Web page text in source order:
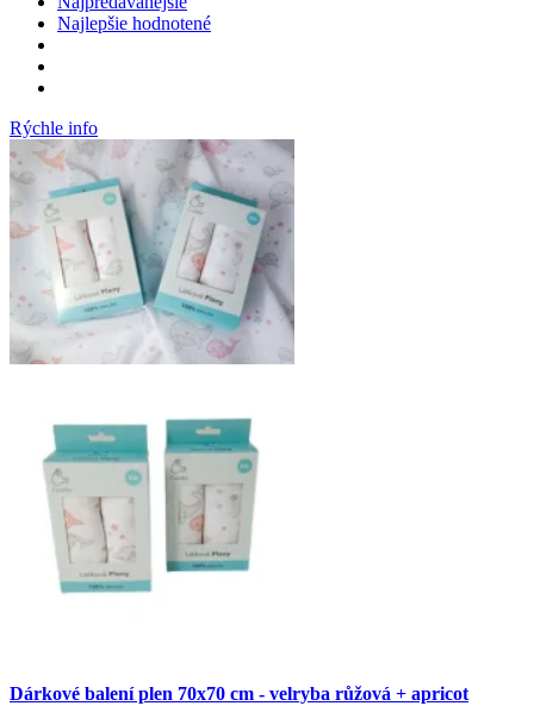
Najlepšie hodnotené
Rýchle info
Dárkové balení plen 70x70 cm - velryba růžová + apricot